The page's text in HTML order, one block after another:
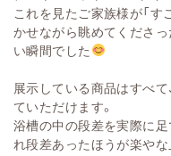
これを見たご家族様が「
かせながら眺めてくださ
い瞬間でした
展示している商品はすべ
ていただけます。
浴槽の中の段差を実際に足
れ段差あったほうが楽や